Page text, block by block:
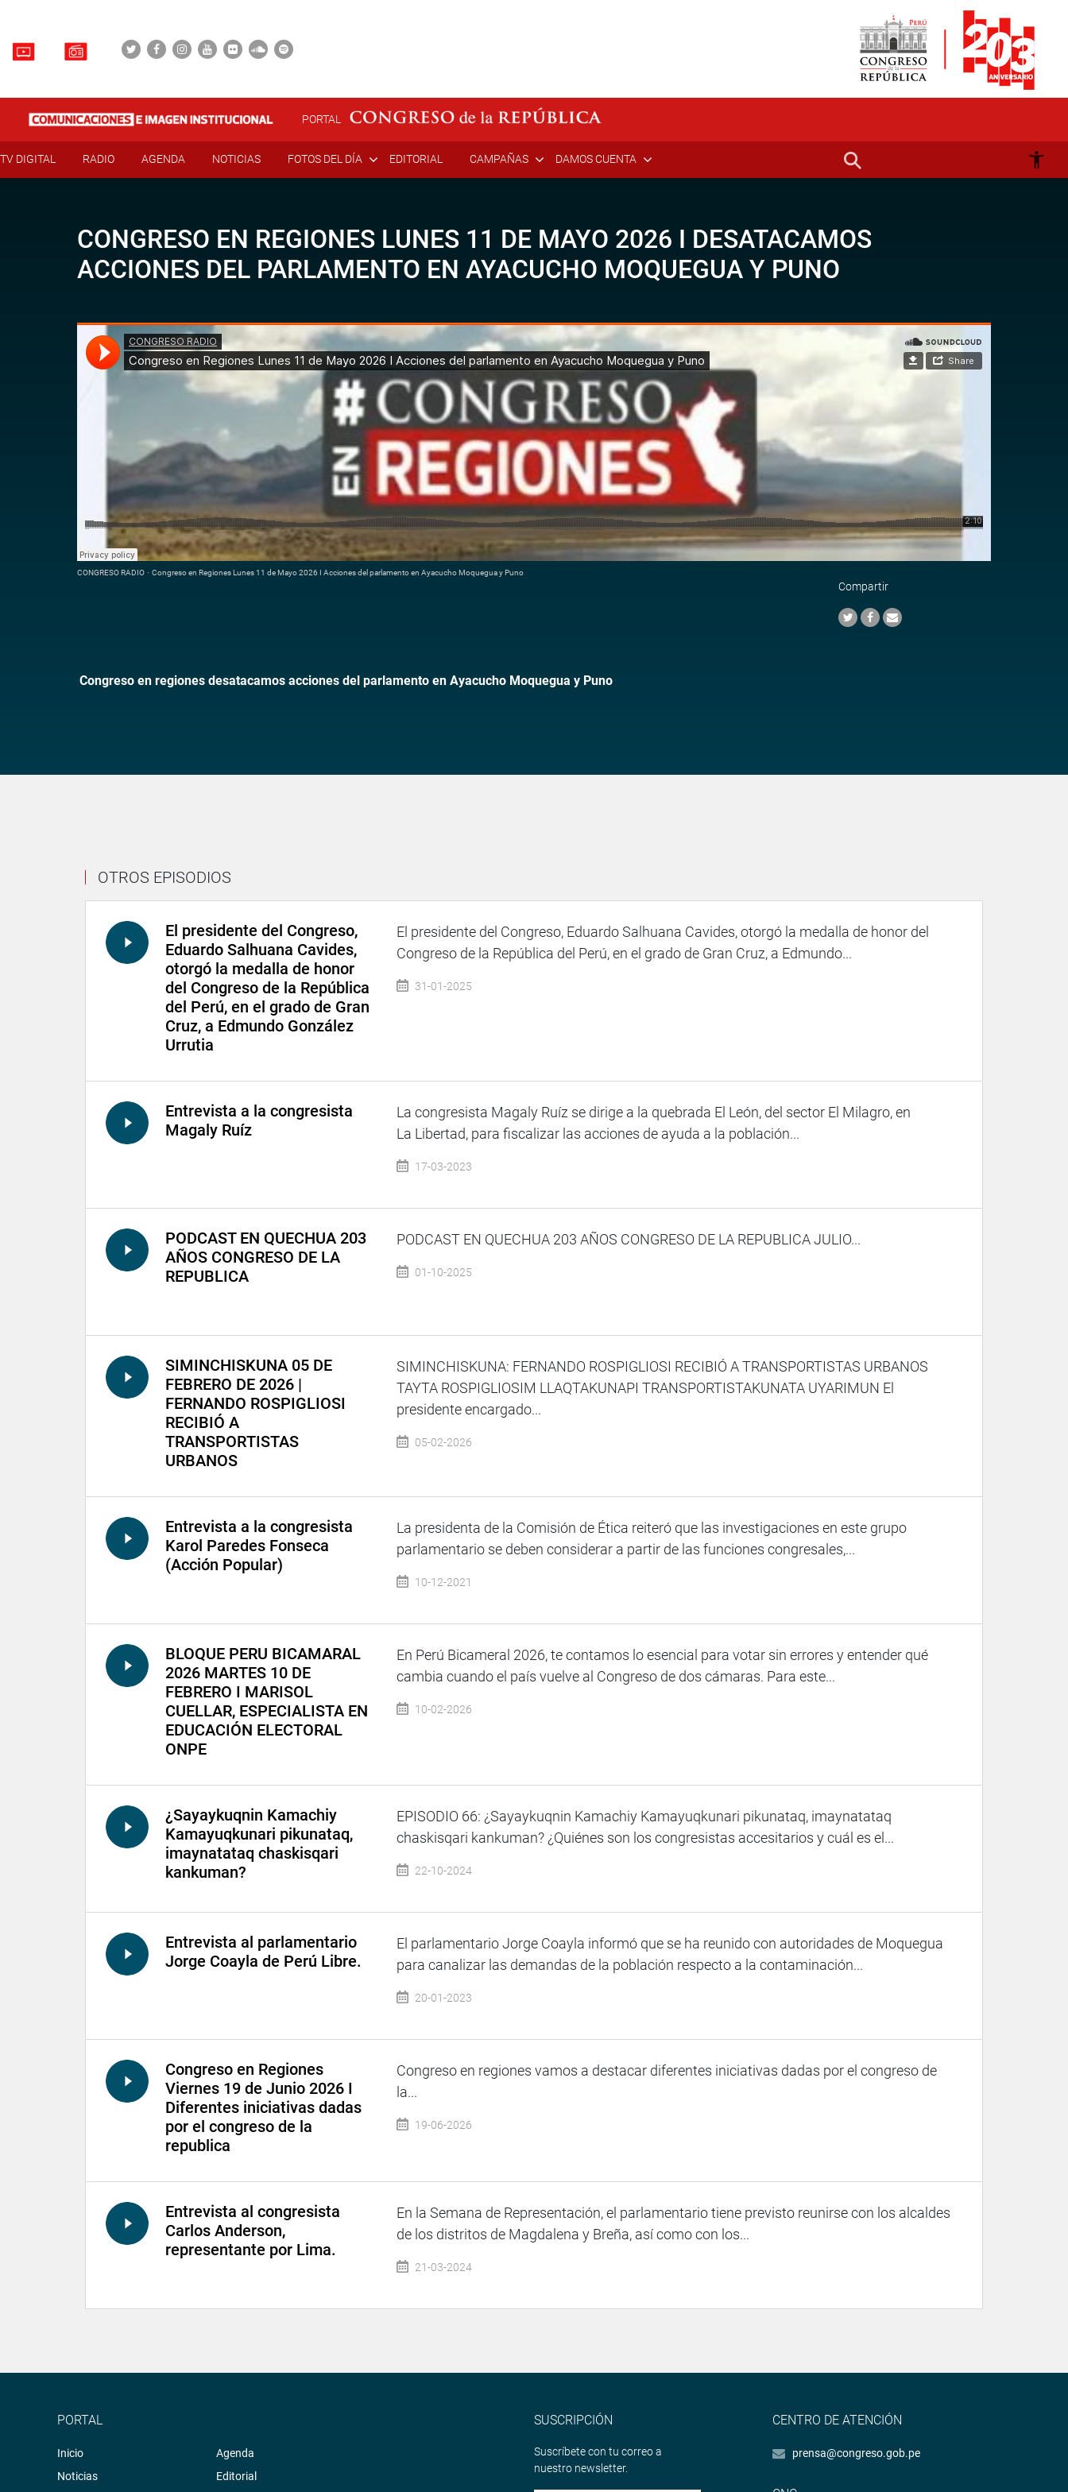
PORTAL
TV DIGITAL RADIO AGENDA NOTICIAS FOTOS DEL DÍA EDITORIAL CAMPAÑAS DAMOS CUENTA
CONGRESO EN REGIONES LUNES 11 DE MAYO 2026 I DESATACAMOS
ACCIONES DEL PARLAMENTO EN AYACUCHO MOQUEGUA Y PUNO
CONGRESO RADIO · Congreso en Regiones Lunes 11 de Mayo 2026 I Acciones del parlamento en Ayacucho Moquegua y Puno
Compartir
Congreso en regiones desatacamos acciones del parlamento en Ayacucho Moquegua y Puno
OTROS EPISODIOS
El presidente del Congreso,
Eduardo Salhuana Cavides,
otorgó la medalla de honor
del Congreso de la República
del Perú, en el grado de Gran
Cruz, a Edmundo González
Urrutia
El presidente del Congreso, Eduardo Salhuana Cavides, otorgó la medalla de honor del
Congreso de la República del Perú, en el grado de Gran Cruz, a Edmundo...
31-01-2025
Entrevista a la congresista
Magaly Ruíz
La congresista Magaly Ruíz se dirige a la quebrada El León, del sector El Milagro, en
La Libertad, para fiscalizar las acciones de ayuda a la población...
17-03-2023
PODCAST EN QUECHUA 203
AÑOS CONGRESO DE LA
REPUBLICA
PODCAST EN QUECHUA 203 AÑOS CONGRESO DE LA REPUBLICA JULIO...
01-10-2025
SIMINCHISKUNA 05 DE
FEBRERO DE 2026 |
FERNANDO ROSPIGLIOSI
RECIBIÓ A
TRANSPORTISTAS
URBANOS
SIMINCHISKUNA: FERNANDO ROSPIGLIOSI RECIBIÓ A TRANSPORTISTAS URBANOS
TAYTA ROSPIGLIOSIM LLAQTAKUNAPI TRANSPORTISTAKUNATA UYARIMUN El
presidente encargado...
05-02-2026
Entrevista a la congresista
Karol Paredes Fonseca
(Acción Popular)
La presidenta de la Comisión de Ética reiteró que las investigaciones en este grupo
parlamentario se deben considerar a partir de las funciones congresales,...
10-12-2021
BLOQUE PERU BICAMARAL
2026 MARTES 10 DE
FEBRERO I MARISOL
CUELLAR, ESPECIALISTA EN
EDUCACIÓN ELECTORAL
ONPE
En Perú Bicameral 2026, te contamos lo esencial para votar sin errores y entender qué
cambia cuando el país vuelve al Congreso de dos cámaras. Para este...
10-02-2026
¿Sayaykuqnin Kamachiy
Kamayuqkunari pikunataq,
imaynatataq chaskisqari
kankuman?
EPISODIO 66: ¿Sayaykuqnin Kamachiy Kamayuqkunari pikunataq, imaynatataq
chaskisqari kankuman? ¿Quiénes son los congresistas accesitarios y cuál es el...
22-10-2024
Entrevista al parlamentario
Jorge Coayla de Perú Libre.
El parlamentario Jorge Coayla informó que se ha reunido con autoridades de Moquegua
para canalizar las demandas de la población respecto a la contaminación...
20-01-2023
Congreso en Regiones
Viernes 19 de Junio 2026 I
Diferentes iniciativas dadas
por el congreso de la
republica
Congreso en regiones vamos a destacar diferentes iniciativas dadas por el congreso de
la...
19-06-2026
Entrevista al congresista
Carlos Anderson,
representante por Lima.
En la Semana de Representación, el parlamentario tiene previsto reunirse con los alcaldes
de los distritos de Magdalena y Breña, así como con los...
21-03-2024
PORTAL
Inicio
Noticias
Agenda
Editorial
SUSCRIPCIÓN
Suscríbete con tu correo a
nuestro newsletter.
CENTRO DE ATENCIÓN
prensa@congreso.gob.pe